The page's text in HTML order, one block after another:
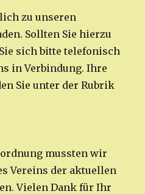
zu unseren
Sollten Sie hierzu
sich bitte telefonisch
in Verbindung. Ihre
Sie unter der Rubrik
mussten wir
Vereins der aktuellen
Vielen Dank für Ihr